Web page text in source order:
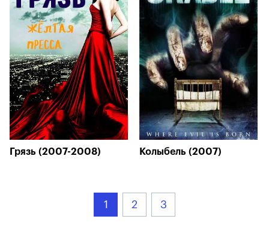
Грязь (2007-2008) Колыбель (2007)
1 2 3